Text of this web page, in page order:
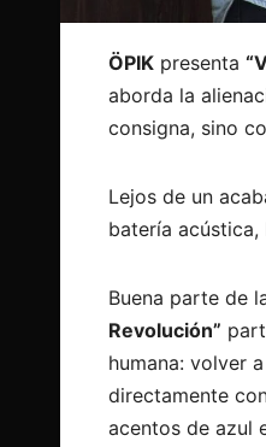
ÖPIK presenta
aborda la
consigna, sino
Lejos de un
batería
Buena parte de
Revolución”
humana: volver
directamente
acentos de azul